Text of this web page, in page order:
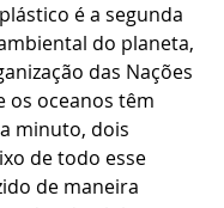
é a segunda
do planeta,
das Nações
os oceanos têm
minuto, dois
de todo esse
de maneira